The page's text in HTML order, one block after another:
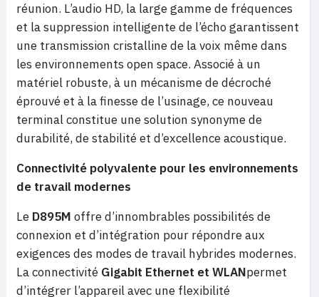
réunion. L’audio HD, la large gamme de fréquences
et la suppression intelligente de l’écho garantissent
une transmission cristalline de la voix même dans
les environnements open space. Associé à un
matériel robuste, à un mécanisme de décroché
éprouvé et à la finesse de l’usinage, ce nouveau
terminal constitue une solution synonyme de
durabilité, de stabilité et d’excellence acoustique.
Connectivité polyvalente pour les environnements
de travail modernes
Le D895M offre d’innombrables possibilités de
connexion et d’intégration pour répondre aux
exigences des modes de travail hybrides modernes.
La connectivité Gigabit Ethernet et WLANpermet
d’intégrer l’appareil avec une flexibilité